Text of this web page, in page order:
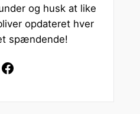
og husk at like
opdateret hver
spændende!
Facebook